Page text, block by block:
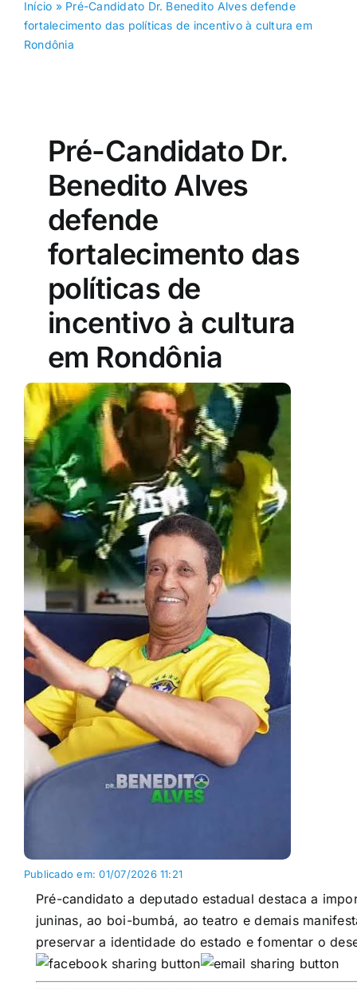
Início » Pré-Candidato Dr. Benedito Alves defende
fortalecimento das políticas de incentivo à cultura em
Rondônia
Pré-Candidato Dr.
Benedito Alves
defende
fortalecimento das
políticas de
incentivo à cultura
em Rondônia
Publicado em: 01/07/2026 11:21
Pré-candidato a deputado estadual destaca a
juninas, ao boi-bumbá, ao teatro e demais
preservar a identidade do estado e fomentar o